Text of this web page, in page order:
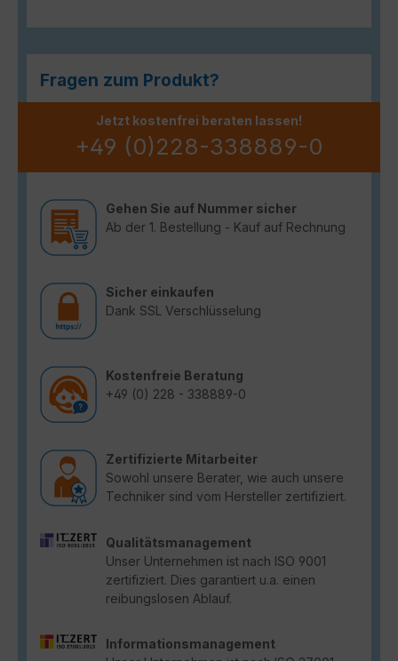
Fragen zum Produkt?
Jetzt kostenfrei beraten lassen!
+49 (0)228-338889-0
Gehen Sie auf Nummer sicher
Ab der 1. Bestellung - Kauf auf Rechnung
Sicher einkaufen
Dank SSL Verschlüsselung
Kostenfreie Beratung
+49 (0) 228 - 338889-0
Zertifizierte Mitarbeiter
Sowohl unsere Berater, wie auch unsere
Techniker sind vom Hersteller zertifiziert.
Qualitätsmanagement
Unser Unternehmen ist nach ISO 9001
zertifiziert. Dies garantiert u.a. einen
reibungslosen Ablauf.
Informationsmanagement